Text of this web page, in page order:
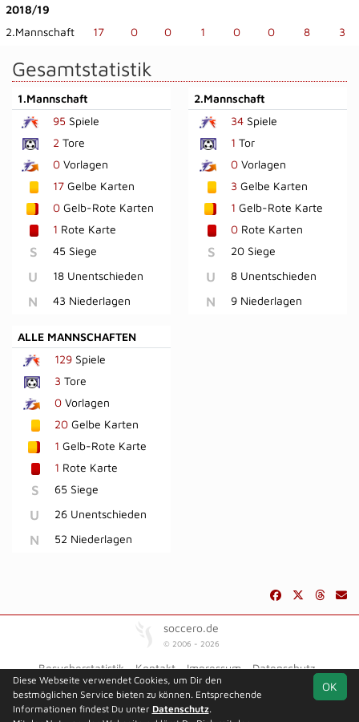
2018/19
2.Mannschaft
17 0 0 1 0 0 8 3
Gesamtstatistik
1.Mannschaft
95 Spiele
2 Tore
0 Vorlagen
17 Gelbe Karten
0 Gelb-Rote Karten
1 Rote Karte
S 45 Siege
U 18 Unentschieden
N 43 Niederlagen
2.Mannschaft
34Spiele
1 Tor
0Vorlagen
3 Gelbe Karten
1 Gelb-Rote Karte
0Rote Karten
S 20 Siege
U 8 Unentschieden
N 9 Niederlagen
ALLE MANNSCHAFTEN
129 Spiele
3 Tore
0 Vorlagen
20 Gelbe Karten
1 Gelb-Rote Karte
1 Rote Karte
S 65 Siege
U 26 Unentschieden
N 52 Niederlagen
soccero.de
© 2006 - 2026
Besucherstatistik Kontakt Impressum
Datenschutz
OK
Diese Webseite verwendet Cookies, um Dir den
bestmöglichen Service bieten zu können. Entsprechende
Informationen findest Du unter Datenschutz.